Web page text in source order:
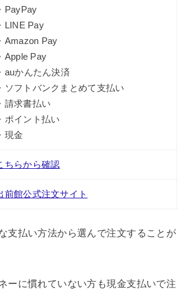
PayPay
LINE Pay
Amazon Pay
Apple Pay
auかんたん決済
ソフトバンクまとめて支払い
請求書払い
ポイント払い
現金
ちらから確認
前館公式注文サイト
支払い方法から選んで注文することが
ーに慣れていない方も現金支払いで注